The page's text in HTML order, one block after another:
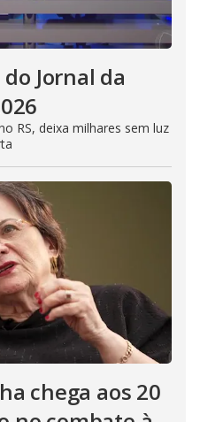
Jornal da
RS, deixa milhares sem luz
chega aos 20